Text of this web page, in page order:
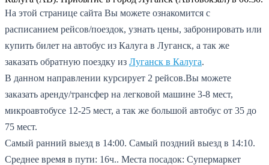
На этой странице сайта Вы можете ознакомится с
расписанием рейсов/поездок, узнать цены, забронировать или
купить билет на автобус из Калуга в Луганск, а так же
заказать обратную поездку из Луганск в Калуга.
В данном направлении курсирует 2 рейсов.Вы можете
заказать аренду/трансфер на легковой машине 3-8 мест,
микроавтобусе 12-25 мест, а так же большой автобус от 35 до
75 мест.
Самый ранний выезд в 14:00. Самый поздний выезд в 14:10.
Среднее время в пути: 16ч.. Места посадок: Супермаркет